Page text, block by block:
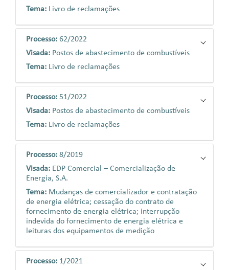
Tema: Livro de reclamações
Processo: 62/2022
Visada: Postos de abastecimento de combustíveis
Tema: Livro de reclamações
Processo: 51/2022
Visada: Postos de abastecimento de combustíveis
Tema: Livro de reclamações
Processo: 8/2019
Visada: EDP Comercial – Comercialização de
Energia, S.A.
Tema: Mudanças de comercializador e contratação
de energia elétrica; cessação do contrato de
fornecimento de energia elétrica; interrupção
indevida do fornecimento de energia elétrica e
leituras dos equipamentos de medição
Processo: 1/2021